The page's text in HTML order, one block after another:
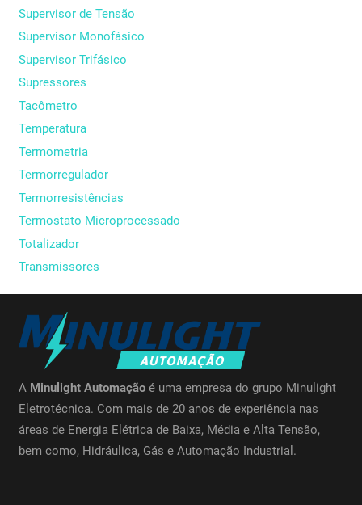
Supervisor de Tensão
Supervisor Monofásico
Supervisor Trifásico
Supressores
Tacômetro
Temperatura
Termometria
Termorregulador
Termorresistências
Termostato Microprocessado
Totalizador
Transmissores
A Minulight Automaçãoé uma empresa do grupo Minulight
Eletrotécnica. Com mais de 20 anos de experiência nas
áreas de Energia Elétrica de Baixa, Média e Alta Tensão,
bem como, Hidráulica, Gás e Automação Industrial.